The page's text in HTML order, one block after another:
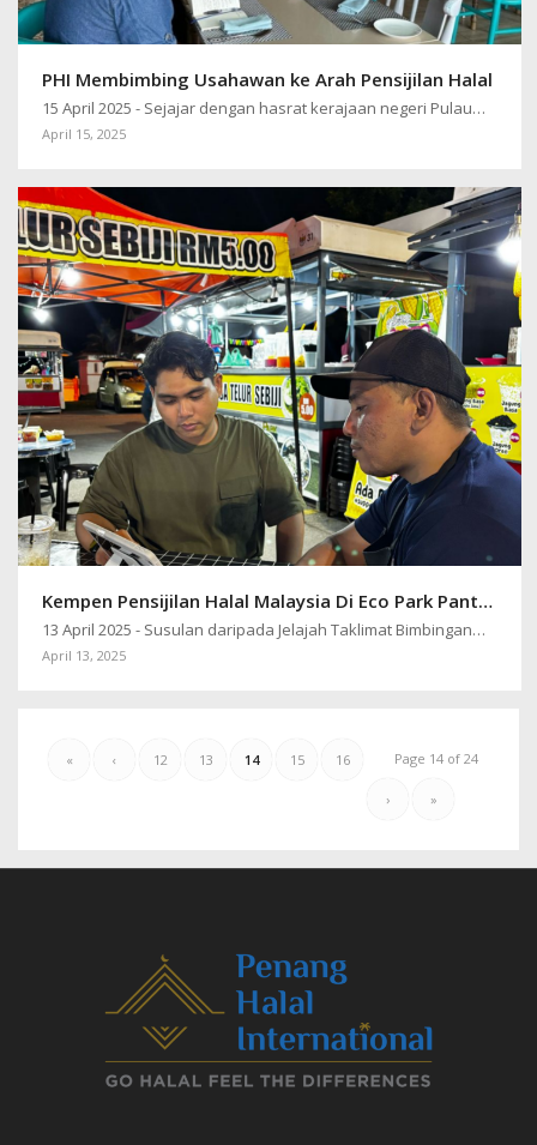
PHI Membimbing Usahawan ke Arah Pensijilan Halal
15 April 2025 - Sejajar dengan hasrat kerajaan negeri Pulau…
April 15, 2025
Kempen Pensijilan Halal Malaysia Di Eco Park Pantai Robina
13 April 2025 - Susulan daripada Jelajah Taklimat Bimbingan…
April 13, 2025
Page 14 of 24
« ‹ 12 13 14 15 16
› »